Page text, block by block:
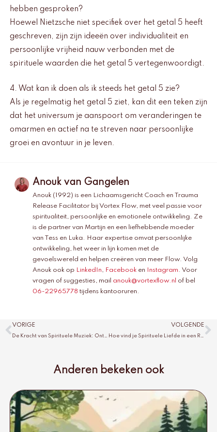
hebben gesproken?
Hoewel Nietzsche niet specifiek over het getal 5 heeft
geschreven, zijn zijn ideeën over individualiteit en
persoonlijke vrijheid nauw verbonden met de
spirituele waarden die het getal 5 vertegenwoordigt.
4. Wat kan ik doen als ik steeds het getal 5 zie?
Als je regelmatig het getal 5 ziet, kan dit een teken zijn
dat het universum je aanspoort om veranderingen te
omarmen en actief na te streven naar persoonlijke
groei en avontuur in je leven.
Anouk van Gangelen
Anouk (1992) is een Lichaamsgericht Coach en Trauma
Release Facilitator bij Vortex Flow, met veel passie voor
spiritualiteit, persoonlijke en emotionele ontwikkeling. Ze
is de partner van Martijn en een liefhebbende moeder
van Tess en Luka. Haar expertise omvat persoonlijke
ontwikkeling, het weer in lijn komen met de
gevoelswereld en helpen creëren van meer Flow. Volg
Anouk ook op LinkedIn, Facebook en Instagram. Voor
vragen of suggesties, mail anouk@vortexflow.nl
of bel
06-22965778 tijdens kantooruren.
Vorige
VORIGE VOLGENDE
Anderen bekeken ook